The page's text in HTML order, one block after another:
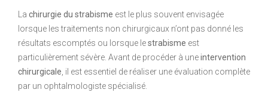
La chirurgie du strabisme est le plus souvent envisagée
lorsque les traitements non chirurgicaux n’ont pas donné les
résultats escomptés ou lorsque lestrabisme est
particulièrement sévère. Avant de procéder à uneintervention
chirurgicale , il est essentiel de réaliser une évaluation complète
par un ophtalmologiste spécialisé.